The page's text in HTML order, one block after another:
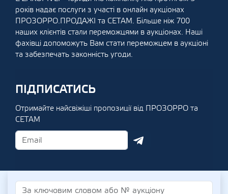
років надає послуги з участі в онлайн аукціонах
ПРОЗОРРО.ПРОДАЖІ та СЕТАМ. Більше ніж 700
наших клієнтів стали переможцями в аукціонах. Наші
фахівці допоможуть Вам стати переможцем в аукціоні
та забезпечать законність угоди.
ПІДПИСАТИСЬ
Отримайте найсвіжіші пропозиції від ПРОЗОРРО та
СЕТАМ